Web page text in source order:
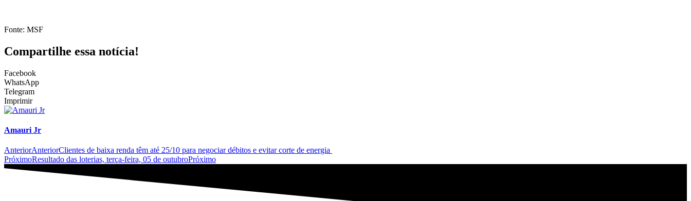
Fonte: MSF
Compartilhe essa notícia!
Facebook
WhatsApp
Telegram
Imprimir
Amauri Jr
AnteriorAnteriorClientes de baixa renda têm até 25/10 para negociar débitos e evitar corte de energia
PróximoResultado das loterias, terça-feira, 05 de outubroPróximo